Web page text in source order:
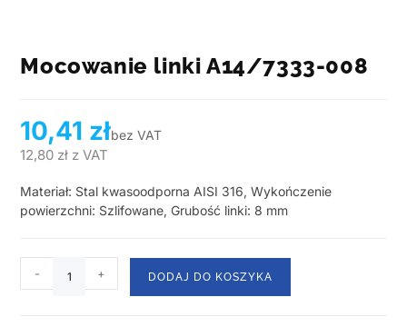
Mocowanie linki A14/7333-008
10,41 złbez VAT
12,80 zł z VAT
Materiał: Stal kwasoodporna AISI 316, Wykończenie
powierzchni: Szlifowane, Grubość linki: 8 mm
- + DODAJ DO KOSZYKA